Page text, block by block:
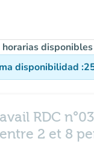
disponibilidad :
RDC
2 et 8